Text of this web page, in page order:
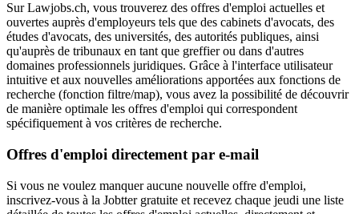
Sur Lawjobs.ch, vous trouverez des offres d'emploi actuelles et
ouvertes auprès d'employeurs tels que des cabinets d'avocats, des
études d'avocats, des universités, des autorités publiques, ainsi
qu'auprès de tribunaux en tant que greffier ou dans d'autres
domaines professionnels juridiques. Grâce à l'interface utilisateur
intuitive et aux nouvelles améliorations apportées aux fonctions de
recherche (fonction filtre/map), vous avez la possibilité de découvrir
de manière optimale les offres d'emploi qui correspondent
spécifiquement à vos critères de recherche.
Offres d'emploi directement par e-mail
Si vous ne voulez manquer aucune nouvelle offre d'emploi,
inscrivez-vous à la Jobtter gratuite et recevez chaque jeudi une liste